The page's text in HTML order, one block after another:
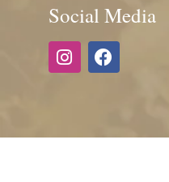
Social Media